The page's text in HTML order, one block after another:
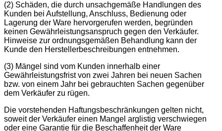
(2) Schäden, die durch unsachgemäße Handlungen des
Kunden bei Aufstellung, Anschluss, Bedienung oder
Lagerung der Ware hervorgerufen werden, begründen
keinen Gewährleistungsanspruch gegen den Verkäufer.
Hinweise zur ordnungsgemäßen Behandlung kann der
Kunde den Herstellerbeschreibungen entnehmen.
(3) Mängel sind vom Kunden innerhalb einer
Gewährleistungsfrist von zwei Jahren bei neuen Sachen
bzw. von einem Jahr bei gebrauchten Sachen gegenüber
dem Verkäufer zu rügen.
Die vorstehenden Haftungsbeschränkungen gelten nicht,
soweit der Verkäufer einen Mangel arglistig verschwiegen
oder eine Garantie für die Beschaffenheit der Ware